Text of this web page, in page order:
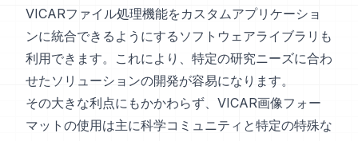
VICARファイル処理機能をカスタムアプリケーショ
ンに統合できるようにするソフトウェアライブラリも
利用できます。これにより、特定の研究ニーズに合わ
せたソリューションの開発が容易になります。
その大きな利点にもかかわらず、VICAR画像フォー
マットの使用は主に科学コミュニティと特定の特殊な